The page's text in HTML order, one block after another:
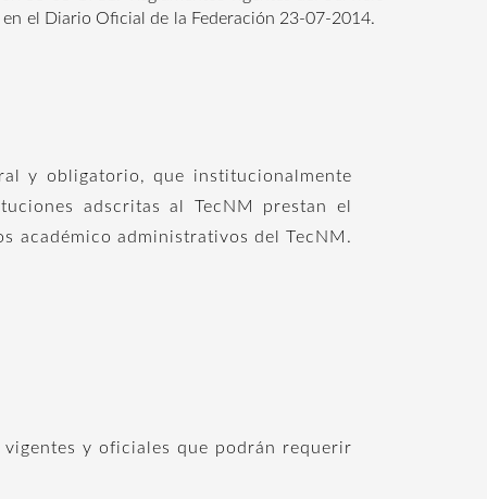
el Diario Oficial de la Federación 23-07-2014.
y obligatorio, que institucionalmente
adscritas al TecNM prestan el
académico administrativos del TecNM.
vigentes y oficiales que podrán requerir